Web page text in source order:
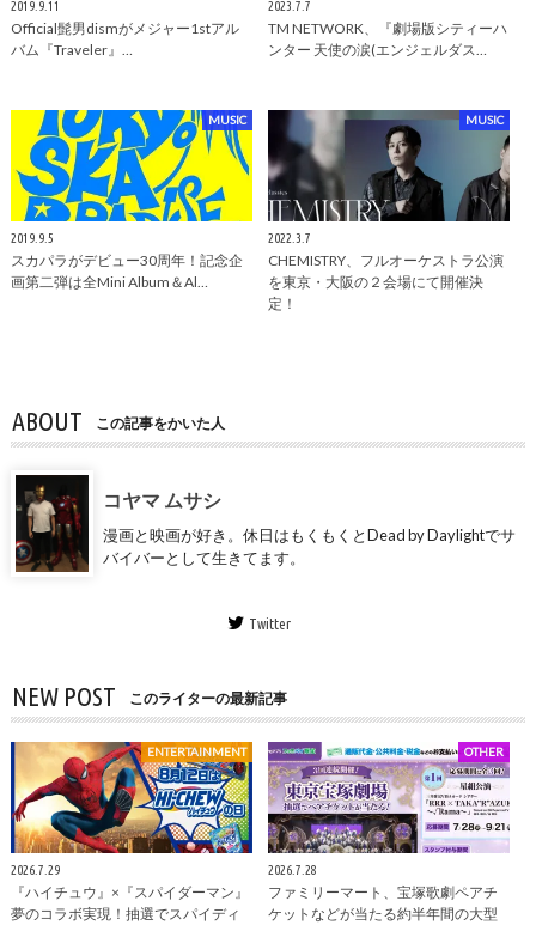
2019.9.11
Official髭男dismがメジャー1stアル
バム『Traveler』…
2023.7.7
TM NETWORK、『劇場版シティーハ
ンター 天使の涙(エンジェルダス…
MUSIC
2019.9.5
スカパラがデビュー30周年！記念企
画第二弾は全Mini Album＆Al…
MUSIC
2022.3.7
CHEMISTRY、フルオーケストラ公演
を東京・大阪の２会場にて開催決
定！
ABOUT この記事をかいた人
コヤマ ムサシ
漫画と映画が好き。休日はもくもくとDead by Daylightでサ
バイバーとして生きてます。
Twitter
NEW POST このライターの最新記事
ENTERTAINMENT
2026.7.29
『ハイチュウ』×『スパイダーマン』
夢のコラボ実現！抽選でスパイディ
OTHER
2026.7.28
ファミリーマート、宝塚歌劇ペアチ
ケットなどが当たる約半年間の大型